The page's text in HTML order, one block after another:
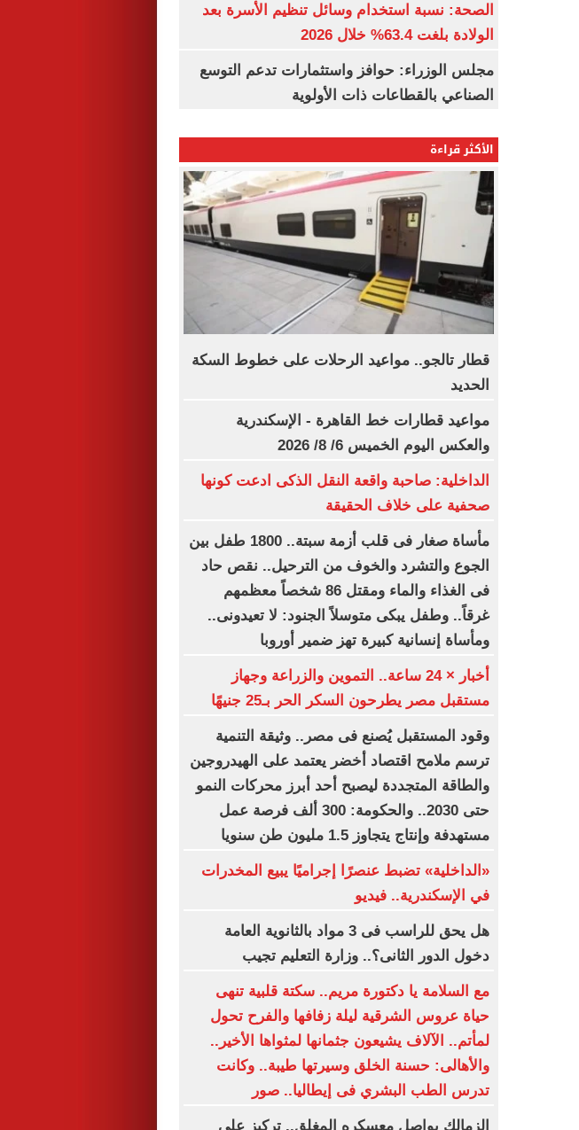
الصحة: نسبة استخدام وسائل تنظيم الأسرة بعد
الولادة بلغت 63.4% خلال 2026
مجلس الوزراء: حوافز واستثمارات تدعم التوسع
الصناعي بالقطاعات ذات الأولوية
الأكثر قراءة
قطار تالجو.. مواعيد الرحلات على خطوط السكة
الحديد
مواعيد قطارات خط القاهرة - الإسكندرية
والعكس اليوم الخميس 6/ 8/ 2026
الداخلية: صاحبة واقعة النقل الذكى ادعت كونها
صحفية على خلاف الحقيقة
مأساة صغار فى قلب أزمة سبتة.. 1800 طفل بين
الجوع والتشرد والخوف من الترحيل.. نقص حاد
فى الغذاء والماء ومقتل 86 شخصاً معظمهم
غرقاً.. وطفل يبكى متوسلاً الجنود: لا تعيدونى..
ومأساة إنسانية كبيرة تهز ضمير أوروبا
أخبار × 24 ساعة.. التموين والزراعة وجهاز
مستقبل مصر يطرحون السكر الحر بـ25 جنيهًا
وقود المستقبل يُصنع فى مصر.. وثيقة التنمية
ترسم ملامح اقتصاد أخضر يعتمد على الهيدروجين
والطاقة المتجددة ليصبح أحد أبرز محركات النمو
حتى 2030.. والحكومة: 300 ألف فرصة عمل
مستهدفة وإنتاج يتجاوز 1.5 مليون طن سنويا
«الداخلية» تضبط عنصرًا إجراميًا يبيع المخدرات
في الإسكندرية.. فيديو
هل يحق للراسب فى 3 مواد بالثانوية العامة
دخول الدور الثانى؟.. وزارة التعليم تجيب
مع السلامة يا دكتورة مريم.. سكتة قلبية تنهى
حياة عروس الشرقية ليلة زفافها والفرح تحول
لمأتم.. الآلاف يشيعون جثمانها لمثواها الأخير..
والأهالى: حسنة الخلق وسيرتها طيبة.. وكانت
تدرس الطب البشري فى إيطاليا.. صور
الزمالك يواصل معسكره المغلق.. تركيز على